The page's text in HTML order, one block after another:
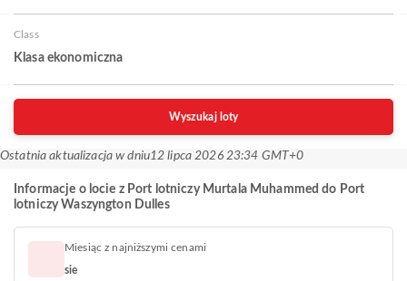
Class
Klasa ekonomiczna
Wyszukaj loty
Ostatnia aktualizacja w dniu12 lipca 2026 23:34 GMT+0
Informacje o locie z Port lotniczy Murtala Muhammed do Port
lotniczy Waszyngton Dulles
Miesiąc z najniższymi cenami
sie